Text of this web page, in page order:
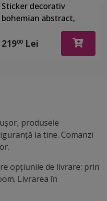
Sticker decorativ
bohemian abstract,
compus din 8 elemente
cu aplicare
independentă, Folina,
21900Lei
produsele
la tine. Comanzi
opțiunile de livrare: prin
Livrarea în